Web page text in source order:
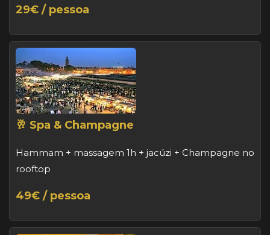
29€ / pessoa
🥂 Spa & Champagne
Hammam + massagem 1h + jacúzi + Champagne no
rooftop
49€ / pessoa